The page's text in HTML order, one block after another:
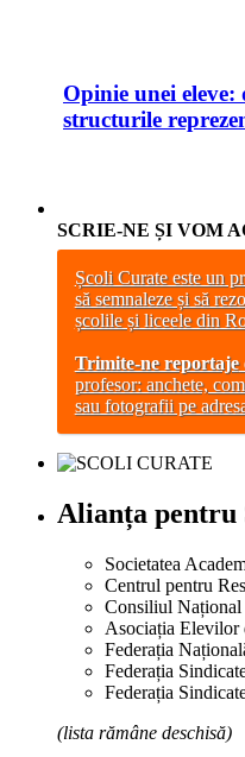
Opinie unei eleve:
structurile
SCRIE-NE ȘI VOM
Școli Curate este un
să semnaleze și să
școlile și liceele din
Trimite-ne reportaje
profesor: anchete,
sau fotografii pe
Alianța pentru
Societatea
Centrul pentru
Consiliul
Asociația Elevilor
Federația
Federația
Federația
(lista rămâne deschisă)